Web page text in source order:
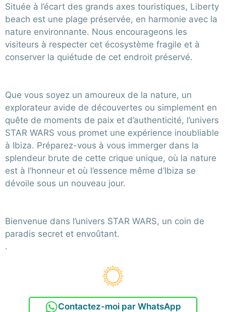
Située à l’écart des grands axes touristiques, Liberty
beach est une plage préservée, en harmonie avec la
nature environnante. Nous encourageons les
visiteurs à respecter cet écosystème fragile et à
conserver la quiétude de cet endroit préservé.
Que vous soyez un amoureux de la nature, un
explorateur avide de découvertes ou simplement en
quête de moments de paix et d’authenticité, l’univers
STAR WARS vous promet une expérience inoubliable
à Ibiza. Préparez-vous à vous immerger dans la
splendeur brute de cette crique unique, où la nature
est à l’honneur et où l’essence même d’Ibiza se
dévoile sous un nouveau jour.
Bienvenue dans l’univers STAR WARS, un coin de
paradis secret et envoûtant.
.
Contactez-moi par WhatsApp